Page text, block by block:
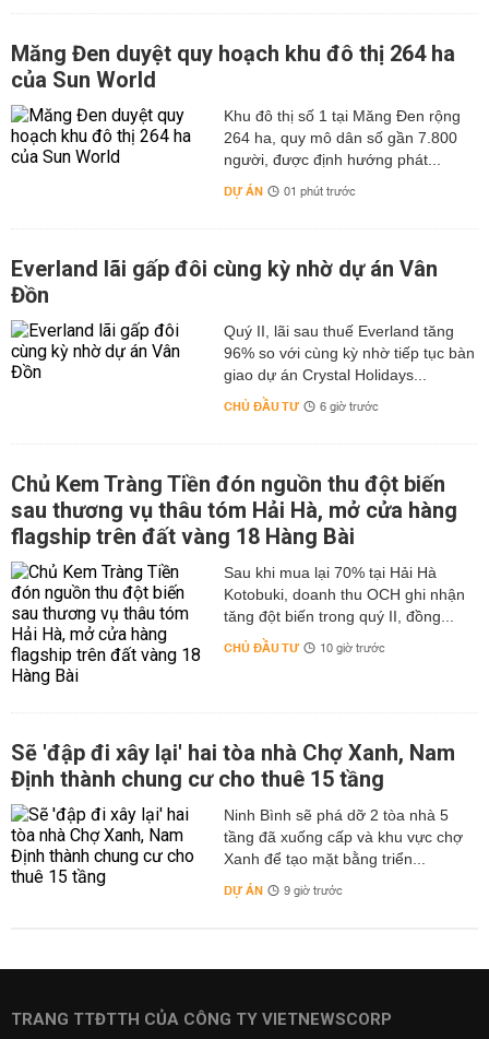
Măng Đen duyệt quy hoạch khu đô thị 264 ha
của Sun World
Khu đô thị số 1 tại Măng Đen rộng
264 ha, quy mô dân số gần 7.800
người, được định hướng phát...
DỰ ÁN 01 phút trước
Everland lãi gấp đôi cùng kỳ nhờ dự án Vân
Đồn
Quý II, lãi sau thuế Everland tăng
96% so với cùng kỳ nhờ tiếp tục bàn
giao dự án Crystal Holidays...
CHỦ ĐẦU TƯ 6 giờ trước
Chủ Kem Tràng Tiền đón nguồn thu đột biến
sau thương vụ thâu tóm Hải Hà, mở cửa hàng
flagship trên đất vàng 18 Hàng Bài
Sau khi mua lại 70% tại Hải Hà
Kotobuki, doanh thu OCH ghi nhận
tăng đột biến trong quý II, đồng...
CHỦ ĐẦU TƯ 10 giờ trước
Sẽ 'đập đi xây lại' hai tòa nhà Chợ Xanh, Nam
Định thành chung cư cho thuê 15 tầng
Ninh Bình sẽ phá dỡ 2 tòa nhà 5
tầng đã xuống cấp và khu vực chợ
Xanh để tạo mặt bằng triển...
DỰ ÁN 9 giờ trước
TRANG TTĐTTH CỦA CÔNG TY VIETNEWSCORP